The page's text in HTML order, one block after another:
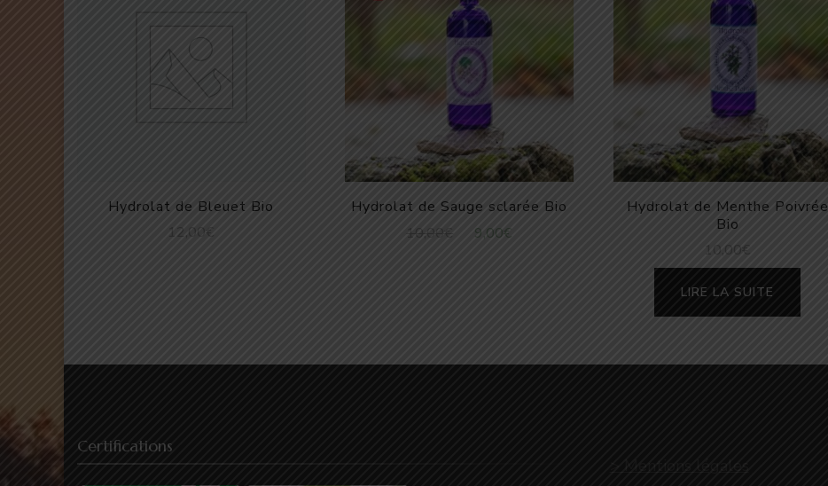
Hydrolat de Bleuet Bio
12,00€
Hydrolat de Sauge sclarée Bio
10,00€
Le
9,00€
Hydrolat de Menthe Poivrée
Bio
10,00€
LIRE LA SUITE
Certifications